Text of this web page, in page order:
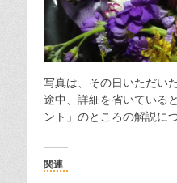
写真は、その日いただいた
途中、詳細を省いている
ント」のところの解説に
関連